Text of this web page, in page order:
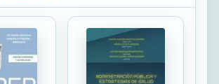
ángeles y los demonios, y el pecado.
En seis volúmenes diferentes, la
colección Libros-Palabra recoge la
totalidad de esa catequesis sobre el
Credo que ofrece a los lectores un
material para el estudio y la